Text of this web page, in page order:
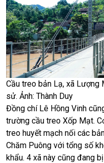
Cầu treo bản Lạ, xã Lượng
sử. Ảnh: Thành Duy
Đồng chí Lê Hồng Vinh
trường cầu treo Xốp Mạt.
treo huyết mạch nối các
Chăm Puông với tổng số
khẩu. 4 xã này cũng đang